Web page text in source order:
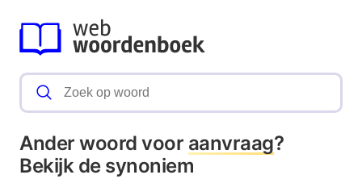
Ander woord voor aanvraag?
Bekijk de synoniem